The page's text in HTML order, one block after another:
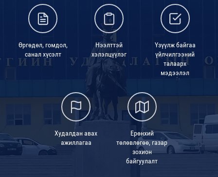
Өргөдөл, гомдол,
санал хүсэлт
Нээлттэй
хэлэлцүүлэг
Үзүүлж байгаа
үйлчилгээний
талаарх
мэдээлэл
Худалдан авах
ажиллагаа
Ерөнхий
төлөвлөгөө, газар
зохион
байгуулалт